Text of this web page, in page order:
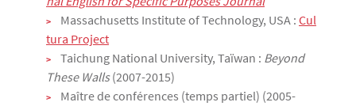
Massachusetts Institute of Technology, USA : Cul
tura Project
Taichung National University, Taïwan : Beyond
These Walls(2007-2015)
Maître de conférences (temps partiel) (2005-